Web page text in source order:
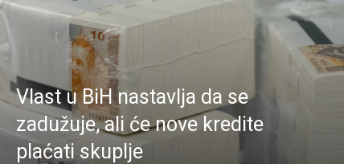
Vlast u BiH nastavlja da se
zadužuje, ali će nove kredite
plaćati skuplje